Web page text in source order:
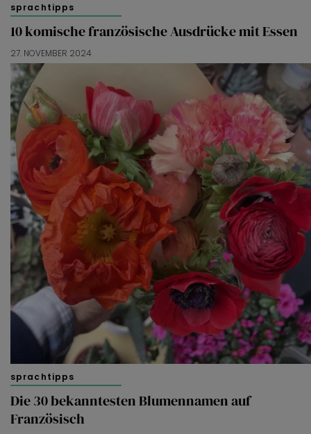
sprachtipps
10 komische französische Ausdrücke mit Essen
27. NOVEMBER 2024
sprachtipps
Die 30 bekanntesten Blumennamen auf
Französisch